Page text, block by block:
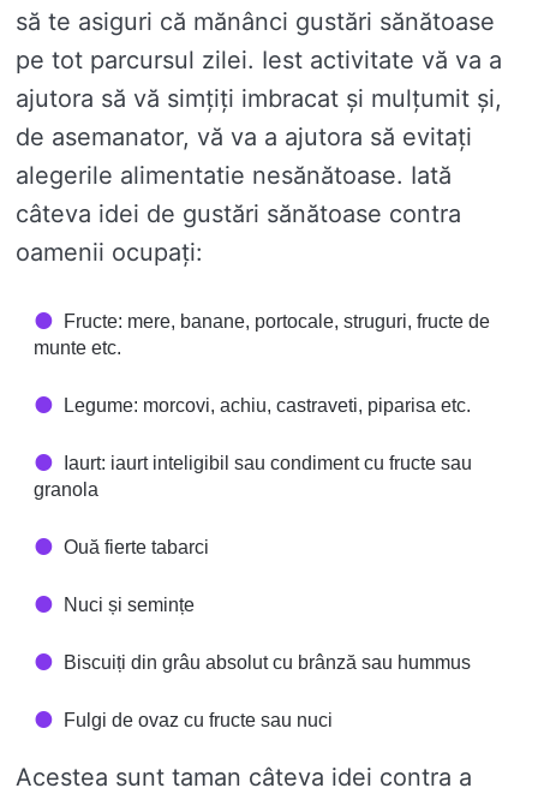
să te asiguri că mănânci gustări sănătoase
pe tot parcursul zilei. Iest activitate vă va a
ajutora să vă simțiți imbracat și mulțumit și,
de asemanator, vă va a ajutora să evitați
alegerile alimentatie nesănătoase. Iată
câteva idei de gustări sănătoase contra
oamenii ocupați:
Fructe: mere, banane, portocale, struguri, fructe de
munte etc.
Legume: morcovi, achiu, castraveti, piparisa etc.
Iaurt: iaurt inteligibil sau condiment cu fructe sau
granola
Ouă fierte tabarci
Nuci și semințe
Biscuiți din grâu absolut cu brânză sau hummus
Fulgi de ovaz cu fructe sau nuci
Acestea sunt taman câteva idei contra a